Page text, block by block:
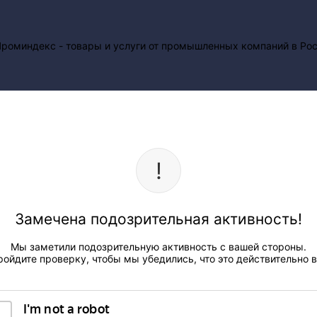
Замечена подозрительная активность!
Мы заметили подозрительную активность с вашей стороны.
проверку, чтобы мы убедились, что это действительно